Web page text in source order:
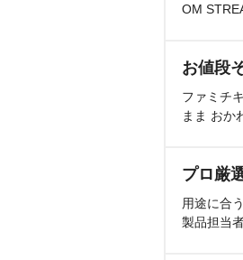
OM
お値段
ファミチ
まま おか
プロ厳
用途に合
製品担当